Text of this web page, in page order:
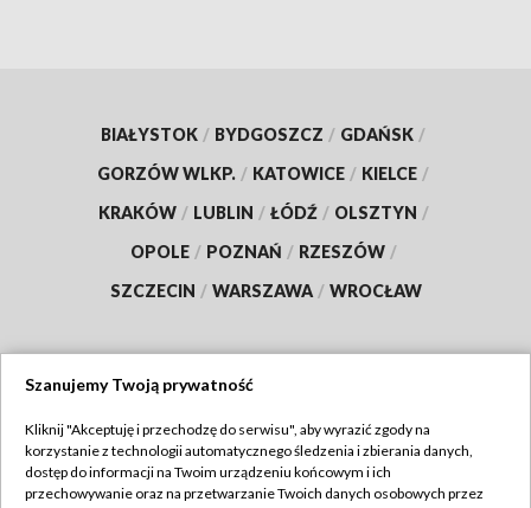
BIAŁYSTOK / BYDGOSZCZ / GDAŃSK /
GORZÓW WLKP. / KATOWICE / KIELCE /
KRAKÓW / LUBLIN / ŁÓDŹ / OLSZTYN /
OPOLE / POZNAŃ / RZESZÓW /
SZCZECIN / WARSZAWA / WROCŁAW
TVP
Abonament TVP
Regulamin TVP
Szanujemy Twoją prywatność
Kliknij "Akceptuję i przechodzę do serwisu", aby wyrazić zgody na
korzystanie z technologii automatycznego śledzenia i zbierania danych,
dostęp do informacji na Twoim urządzeniu końcowym i ich
przechowywanie oraz na przetwarzanie Twoich danych osobowych przez